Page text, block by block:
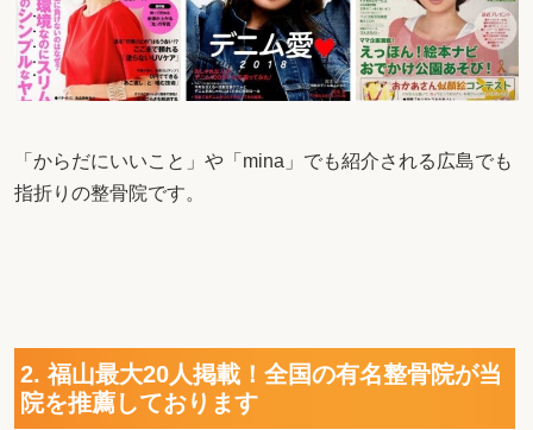
「からだにいいこと」や「mina」でも紹介される広島でも
指折りの整骨院です。
2. 福山最大20人掲載！全国の有名整骨院が当
院を推薦しております